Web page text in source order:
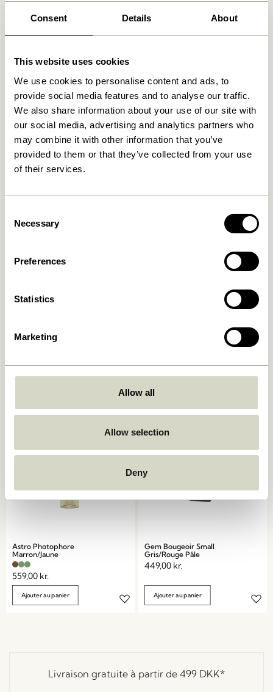
Consent Details About
This website uses cookies
We use cookies to personalise content and ads, to
provide social media features and to analyse our traffic.
We also share information about your use of our site with
our social media, advertising and analytics partners who
may combine it with other information that you’ve
provided to them or that they’ve collected from your use
of their services.
Selection
Necessary
Preferences
Statistics
Marketing
Allow all
Allow selection
Deny
Doodle Bougeoir Bleu
76,00kr.
Ajouter au panier
Block Bougeoir
Marron/Green &
Ajouter au panier
559,00kr.
Astro Bougeoir Rouge Pâle
559,00kr.
Ajouter au panier
Astro Photophore
Marron/Jaune
559,00 kr.
Ajouter au panier
Gem Bougeoir Small
Gris/Rouge Pâle
449,00 kr.
Ajouter au panier
Livraison gratuite à partir de 499 DKK*